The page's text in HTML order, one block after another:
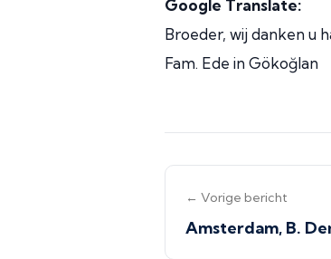
Google Translate:
Broeder, wij danken u
Fam. Ede in Gökoğlan
← Vorige bericht
Amsterdam, B.